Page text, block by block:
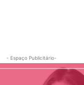
- Espaço Publicitário-